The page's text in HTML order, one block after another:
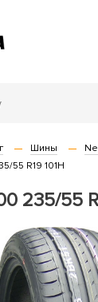
Шины
55 R19 101H
235/55